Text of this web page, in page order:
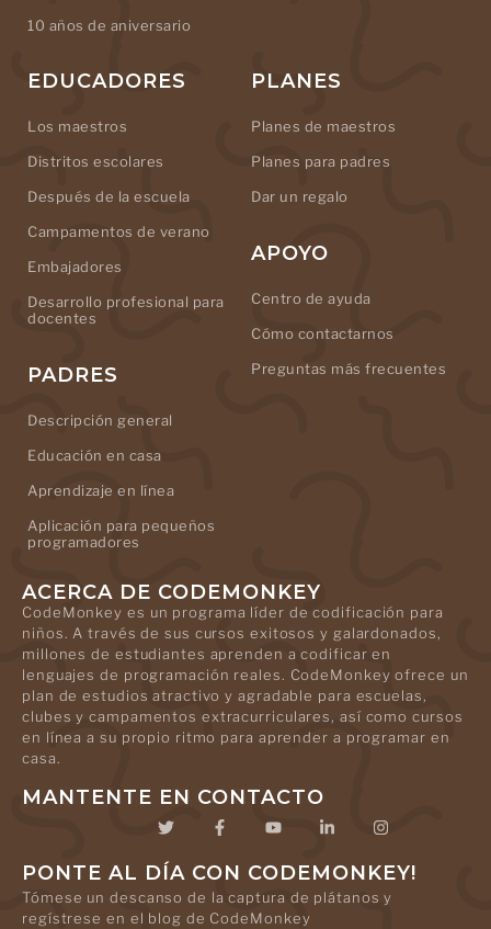
10 años de aniversario
EDUCADORES
Los maestros
Distritos escolares
Después de la escuela
Campamentos de verano
Embajadores
Desarrollo profesional para
docentes
PADRES
Descripción general
Educación en casa
Aprendizaje en línea
Aplicación para pequeños
programadores
PLANES
Planes de maestros
Planes para padres
Dar un regalo
APOYO
Centro de ayuda
Cómo contactarnos
Preguntas más frecuentes
ACERCA DE CODEMONKEY
CodeMonkey es un programa líder de codificación para
niños. A través de sus cursos exitosos y galardonados,
millones de estudiantes aprenden a codificar en
lenguajes de programación reales. CodeMonkey ofrece un
plan de estudios atractivo y agradable para escuelas,
clubes y campamentos extracurriculares, así como cursos
en línea a su propio ritmo para aprender a programar en
casa.
MANTENTE EN CONTACTO
PONTE AL DÍA CON CODEMONKEY!
Tómese un descanso de la captura de plátanos y
regístrese en el blog de CodeMonkey